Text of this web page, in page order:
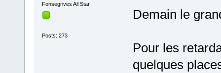
Fonsegrives All Star
Posts: 273
Demain le
Pour les
quelques